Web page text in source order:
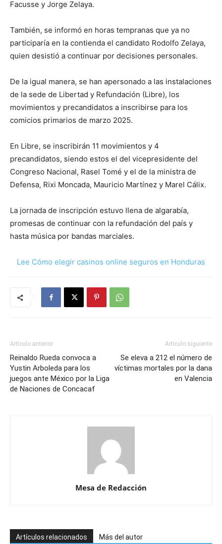
Facusse y Jorge Zelaya.
También, se informó en horas tempranas que ya no
participaría en la contienda el candidato Rodolfo Zelaya,
quien desistió a continuar por decisiones personales.
De la igual manera, se han apersonado a las instalaciones
de la sede de Libertad y Refundación (Libre), los
movimientos y precandidatos a inscribirse para los
comicios primarios de marzo 2025.
En Libre, se inscribirán 11 movimientos y 4
precandidatos, siendo estos el del vicepresidente del
Congreso Nacional, Rasel Tomé y el de la ministra de
Defensa, Rixi Moncada, Mauricio Martínez y Marel Cálix.
La jornada de inscripción estuvo llena de algarabía,
promesas de continuar con la refundación del país y
hasta música por bandas marciales.
Lee Cómo elegir casinos online seguros en Honduras
Artículo anterior
Reinaldo Rueda convoca a
Yustin Arboleda para los
juegos ante México por la Liga
de Naciones de Concacaf
Artículo siguiente
Se eleva a 212 el número de
víctimas mortales por la dana
en Valencia
Mesa de Redacción
Artículos relacionados Más del autor